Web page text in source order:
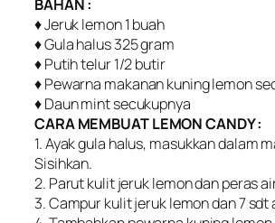
BAHAN :
♦ Jeruk lemon 1 buah
♦ Gula halus 325 gram
♦ Putih telur 1/2 butir
♦ Pewarna makanan kuning lemon
♦ Daun mint secukupnya
CARA MEMBUAT LEMON CANDY :
1. Ayak gula halus, masukkan dalam
Sisihkan.
2. Parut kulit jeruk lemon dan peras
3. Campur kulit jeruk lemon dan 7 sdt